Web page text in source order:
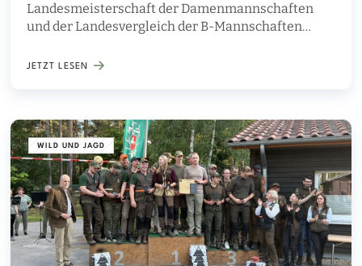
Landesmeisterschaft der Damenmannschaften
und der Landesvergleich der B-Mannschaften
JETZT LESEN
WILD UND JAGD